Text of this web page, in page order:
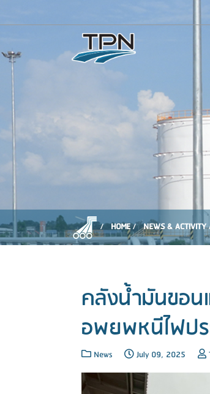
HOME NEWS & ACTIVITY
คลังน้ำมันขอน
อพยพหนีไฟป
News July 09, 2025